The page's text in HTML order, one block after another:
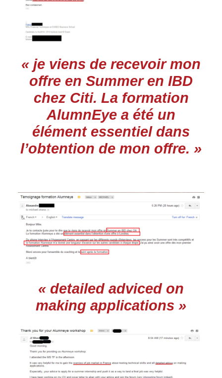
« je viens de recevoir mon
offre en Summer en IBD
chez Citi. La formation
AlumnEye a été un
élément essentiel dans
l’obtention de mon offre. »
« detailed adviced on
making applications »